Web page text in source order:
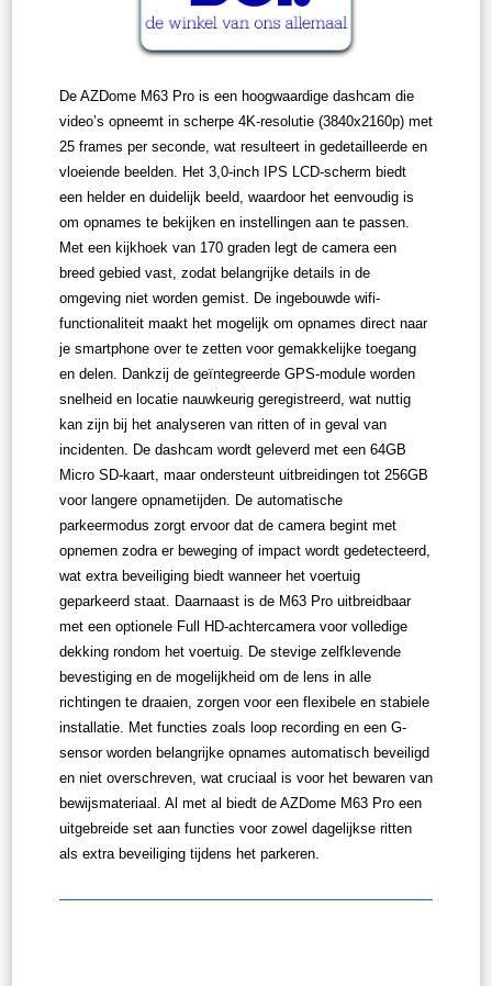
De AZDome M63 Pro is een hoogwaardige dashcam die
video’s opneemt in scherpe 4K-resolutie (3840x2160p) met
25 frames per seconde, wat resulteert in gedetailleerde en
vloeiende beelden. Het 3,0-inch IPS LCD-scherm biedt
een helder en duidelijk beeld, waardoor het eenvoudig is
om opnames te bekijken en instellingen aan te passen.
Met een kijkhoek van 170 graden legt de camera een
breed gebied vast, zodat belangrijke details in de
omgeving niet worden gemist. De ingebouwde wifi-
functionaliteit maakt het mogelijk om opnames direct naar
je smartphone over te zetten voor gemakkelijke toegang
en delen. Dankzij de geïntegreerde GPS-module worden
snelheid en locatie nauwkeurig geregistreerd, wat nuttig
kan zijn bij het analyseren van ritten of in geval van
incidenten. De dashcam wordt geleverd met een 64GB
Micro SD-kaart, maar ondersteunt uitbreidingen tot 256GB
voor langere opnametijden. De automatische
parkeermodus zorgt ervoor dat de camera begint met
opnemen zodra er beweging of impact wordt gedetecteerd,
wat extra beveiliging biedt wanneer het voertuig
geparkeerd staat. Daarnaast is de M63 Pro uitbreidbaar
met een optionele Full HD-achtercamera voor volledige
dekking rondom het voertuig. De stevige zelfklevende
bevestiging en de mogelijkheid om de lens in alle
richtingen te draaien, zorgen voor een flexibele en stabiele
installatie. Met functies zoals loop recording en een G-
sensor worden belangrijke opnames automatisch beveiligd
en niet overschreven, wat cruciaal is voor het bewaren van
bewijsmateriaal. Al met al biedt de AZDome M63 Pro een
uitgebreide set aan functies voor zowel dagelijkse ritten
als extra beveiliging tijdens het parkeren.